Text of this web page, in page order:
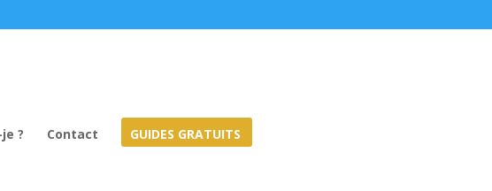
? Contact GUIDES GRATUITS